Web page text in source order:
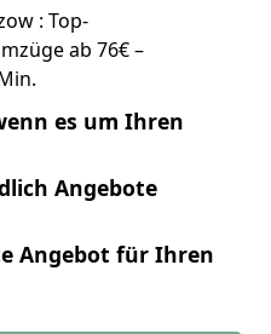
: Top-
ab 76€ –
es um Ihren
Angebote
Angebot für Ihren